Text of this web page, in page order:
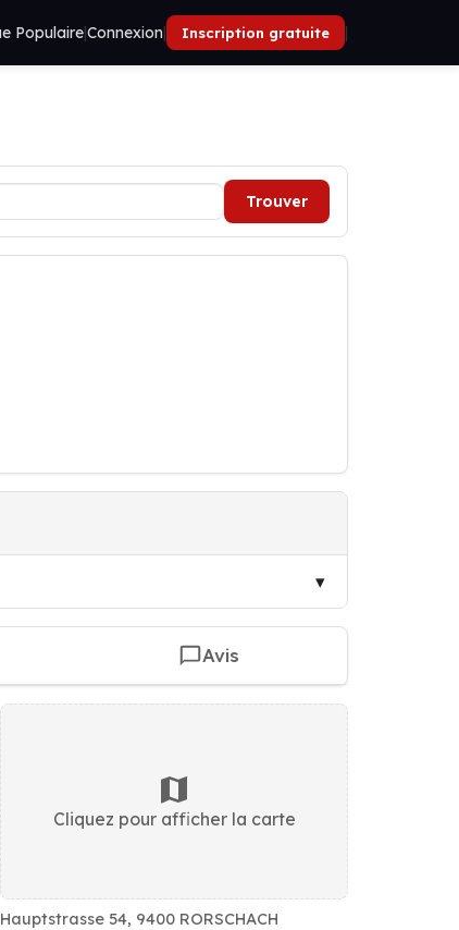
Populaire|Connexion| Inscription gratuite |
Trouver
Avis
Cliquez pour afficher la carte
Hauptstrasse 54, 9400 RORSCHACH